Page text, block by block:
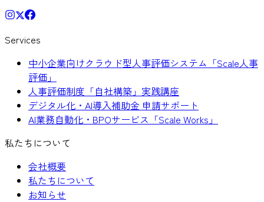
Services
中小企業向けクラウド型人事評価システム「Scale人事
評価」
人事評価制度「自社構築」実践講座
デジタル化・AI導入補助金 申請サポート
AI業務自動化・BPOサービス「Scale Works」
私たちについて
会社概要
私たちについて
お知らせ